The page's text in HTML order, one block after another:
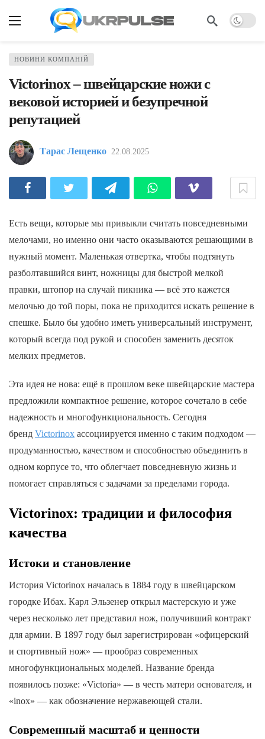
НОВИНИ КОМПАНІЙ
Victorinox – швейцарские ножи с
вековой историей и безупречной
репутацией
Тарас Лещенко 22.08.2025
Есть вещи, которые мы привыкли считать повседневными
мелочами, но именно они часто оказываются решающими в
нужный момент. Маленькая отвертка, чтобы подтянуть
разболтавшийся винт, ножницы для быстрой мелкой
правки, штопор на случай пикника — всё это кажется
мелочью до той поры, пока не приходится искать решение в
спешке. Было бы удобно иметь универсальный инструмент,
который всегда под рукой и способен заменить десяток
мелких предметов.
Эта идея не нова: ещё в прошлом веке швейцарские мастера
предложили компактное решение, которое сочетало в себе
надежность и многофункциональность. Сегодня
бренд Victorinox ассоциируется именно с таким подходом —
продуманностью, качеством и способностью объединить в
одном корпусе то, что облегчает повседневную жизнь и
помогает справляться с задачами за пределами города.
Victorinox: традиции и философия
качества
Истоки и становление
История Victorinox началась в 1884 году в швейцарском
городке Ибах. Карл Эльзенер открыл мастерскую и уже
через несколько лет представил нож, получивший контракт
для армии. В 1897 году был зарегистрирован «офицерский
и спортивный нож» — прообраз современных
многофункциональных моделей. Название бренда
появилось позже: «Victoria» — в честь матери основателя, и
«inox» — как обозначение нержавеющей стали.
Современный масштаб и ценности